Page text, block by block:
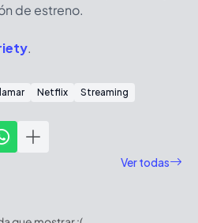
de estreno.
.
Netflix Streaming
Ver todas